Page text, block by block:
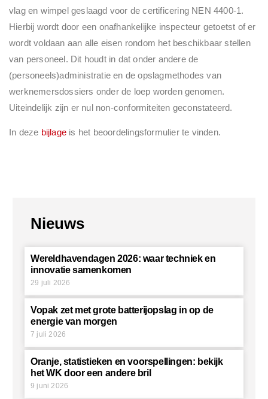
vlag en wimpel geslaagd voor de certificering NEN 4400-1.
Hierbij wordt door een onafhankelijke inspecteur getoetst of er
wordt voldaan aan alle eisen rondom het beschikbaar stellen
van personeel. Dit houdt in dat onder andere de
(personeels)administratie en de opslagmethodes van
werknemersdossiers onder de loep worden genomen.
Uiteindelijk zijn er nul non-conformiteiten geconstateerd.
In deze bijlage is het beoordelingsformulier te vinden.
Nieuws
Wereldhavendagen 2026: waar techniek en
innovatie samenkomen
29 juli 2026
Vopak zet met grote batterijopslag in op de
energie van morgen
7 juli 2026
Oranje, statistieken en voorspellingen: bekijk
het WK door een andere bril
9 juni 2026